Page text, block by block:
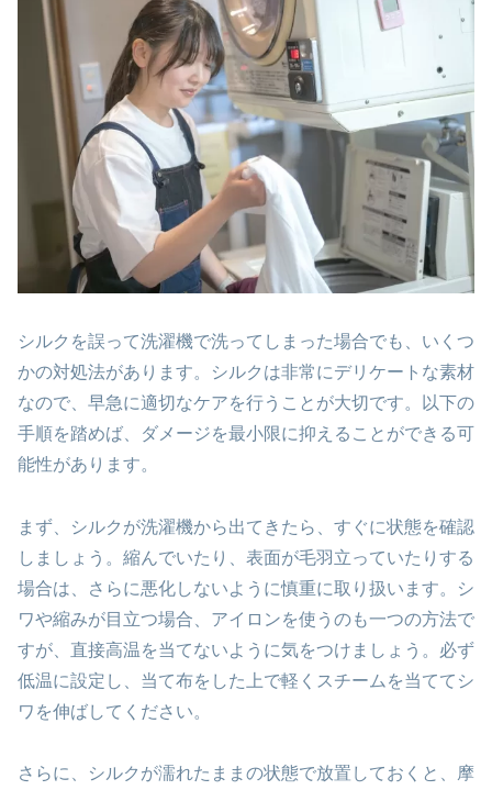
シルクを誤って洗濯機で洗ってしまった場合でも、いくつ
かの対処法があります。シルクは非常にデリケートな素材
なので、早急に適切なケアを行うことが大切です。以下の
手順を踏めば、ダメージを最小限に抑えることができる可
能性があります。
まず、シルクが洗濯機から出てきたら、すぐに状態を確認
しましょう。縮んでいたり、表面が毛羽立っていたりする
場合は、さらに悪化しないように慎重に取り扱います。シ
ワや縮みが目立つ場合、アイロンを使うのも一つの方法で
すが、直接高温を当てないように気をつけましょう。必ず
低温に設定し、当て布をした上で軽くスチームを当ててシ
ワを伸ばしてください。
さらに、シルクが濡れたままの状態で放置しておくと、摩